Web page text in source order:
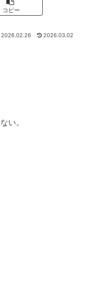
コピー
2026.02.26 2026.03.02
い。